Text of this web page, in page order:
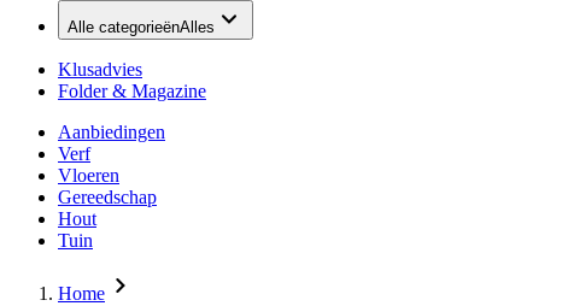
Alle categorieënAlles
Klusadvies
Folder & Magazine
Aanbiedingen
Verf
Vloeren
Gereedschap
Hout
Tuin
Home